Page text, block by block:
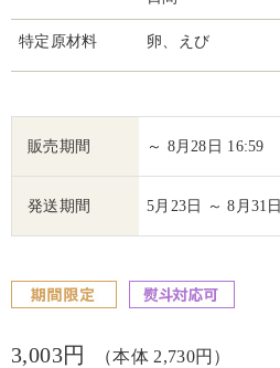
特定原材料 卵、えび
販売期間 ～ 8月28日 16:59
発送期間 5月23日 ～ 8月31日
3,003円 （本体 2,730円）